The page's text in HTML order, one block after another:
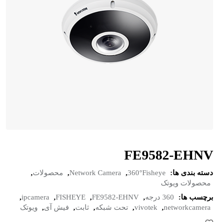
FE9582-EHNV
دسته بندی ها: 360°Fisheye
,
Network Camera
, محصولات,
محصولات ویوتک
برچسب ها:
360 درجه ,
FE9582-EHNV
,
FISHEYE
,
ipcamera
,
networkcamera
,
vivotek
, تحت شبکه, ثابت, فیش آی, ویوتک